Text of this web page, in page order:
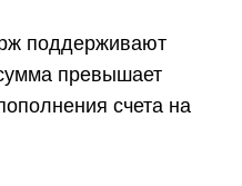
поддерживают
превышает
счета на